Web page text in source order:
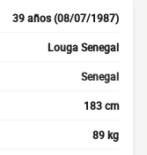
39 años (08/07/1987)
Louga Senegal
Senegal
183 cm
89 kg